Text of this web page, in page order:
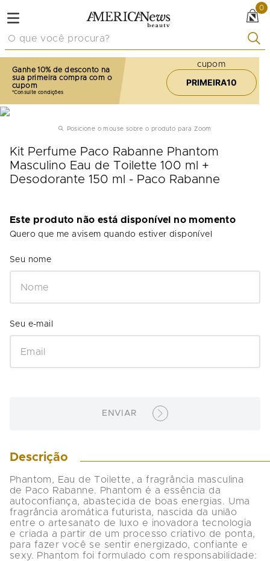
0
Ganhe 10% de desconto na
sua primeira compra com o
cupom
cupom
PRIMEIRA10
Posicione o mouse sobre o produto para Zoom
Kit Perfume Paco Rabanne Phantom
Masculino Eau de Toilette 100 ml +
Desodorante 150 ml - Paco Rabanne
Este produto não está disponível no momento
Quero que me avisem quando estiver disponível
ENVIAR
Descrição
Phantom, Eau de Toilette, a fragrância masculina
de Paco Rabanne. Phantom é a essência da
autoconfiança, abastecida de boas energias. Uma
fragrância aromática futurista, nascida da união
entre o artesanato de luxo e inovadora tecnologia
e criada a partir de um processo criativo de ponta,
para fazer você se sentir energizado, confiante e
sexy. Phantom foi formulado com responsabilidade: